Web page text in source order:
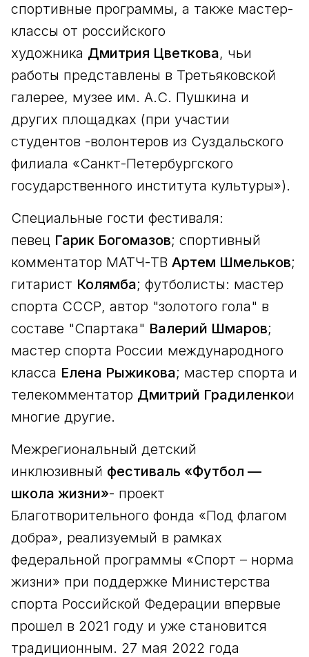
спортивные программы, а также мастер-
классы от российского
художника Дмитрия Цветкова, чьи
работы представлены в Третьяковской
галерее, музее им. А.С. Пушкина и
других площадках (при участии
студентов -волонтеров из Суздальского
филиала «Санкт-Петербургского
государственного института культуры»).
Специальные гости фестиваля:
певец Гарик Богомазов; спортивный
комментатор МАТЧ-ТВ Артем Шмельков;
гитарист Колямба; футболисты: мастер
спорта СССР, автор "золотого гола" в
составе "Спартака" Валерий Шмаров;
мастер спорта России международного
класса Елена Рыжикова; мастер спорта и
телекомментатор Дмитрий Градиленкои
многие другие.
Межрегиональный детский
инклюзивный фестиваль «Футбол —
школа жизни»- проект
Благотворительного фонда «Под флагом
добра», реализуемый в рамках
федеральной программы «Спорт – норма
жизни» при поддержке Министерства
спорта Российской Федерации впервые
прошел в 2021 году и уже становится
традиционным. 27 мая 2022 года